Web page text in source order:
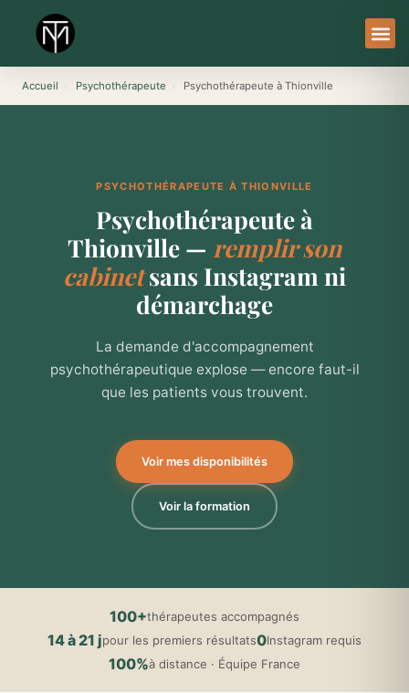
contenu
Accueil Psychothérapeute Psychothérapeute à Thionville
PSYCHOTHÉRAPEUTE À THIONVILLE
Psychothérapeute à
Thionville — remplir son
cabinetsans Instagram ni
démarchage
La demande d'accompagnement
psychothérapeutique explose — encore faut-il
que les patients vous trouvent.
Voir mes disponibilités
Voir la formation
100+thérapeutes accompagnés
14 à 21 jpour les premiers résultats0Instagram requis
100%à distance · Équipe France